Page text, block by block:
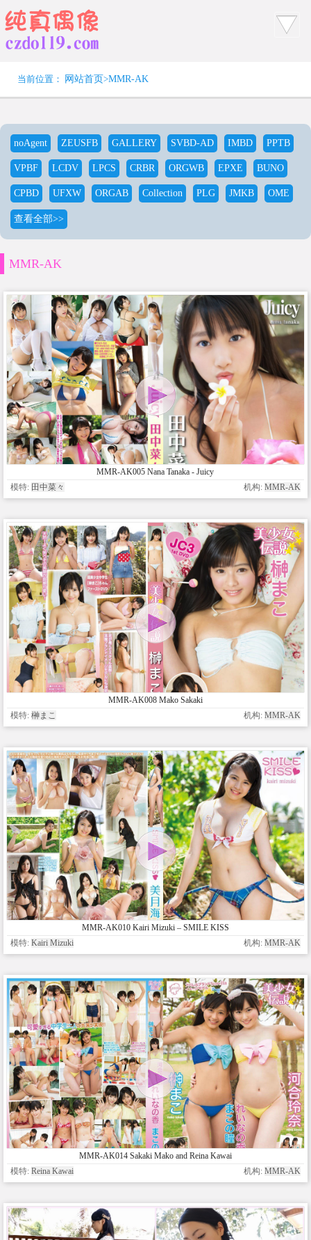
当前位置： 网站首页>MMR-AK
noAgent ZEUSFB GALLERY SVBD-AD IMBD PPTB
VPBF LCDV LPCS CRBR ORGWB EPXE BUNO
CPBD UFXW ORGAB Collection PLG JMKB OME
查看全部>>
MMR-AK
MMR-AK005 Nana Tanaka - Juicy
模特: 田中菜々 机构: MMR-AK
MMR-AK008 Mako Sakaki
模特: 榊まこ 机构: MMR-AK
MMR-AK010 Kairi Mizuki – SMILE KISS
模特: Kairi Mizuki 机构: MMR-AK
MMR-AK014 Sakaki Mako and Reina Kawai
模特: Reina Kawai 机构: MMR-AK